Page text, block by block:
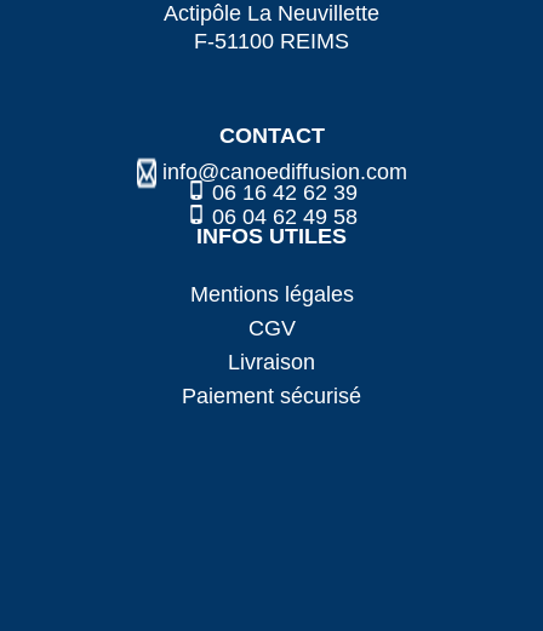
Actipôle La Neuvillette
F-51100 REIMS
CONTACT
06 16 42 62 39
06 04 62 49 58
info@canoediffusion.com
INFOS UTILES
Mentions légales
CGV
Livraison
Paiement sécurisé